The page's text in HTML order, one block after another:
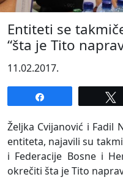
Entiteti se
“šta je Tito
11.02.2017.
Željka Cvijanović i Fadil
entiteta, najavili su
i Federacije Bosne i
okrečiti šta je Tito